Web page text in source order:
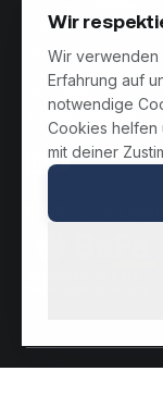
Steinerne Furt 78
86167 Augsburg
0821 999 670 70
info@tprime.de
5.0/5
Wir
Wir verwenden
Erfahrung auf
notwendige
Cookies
mit deiner